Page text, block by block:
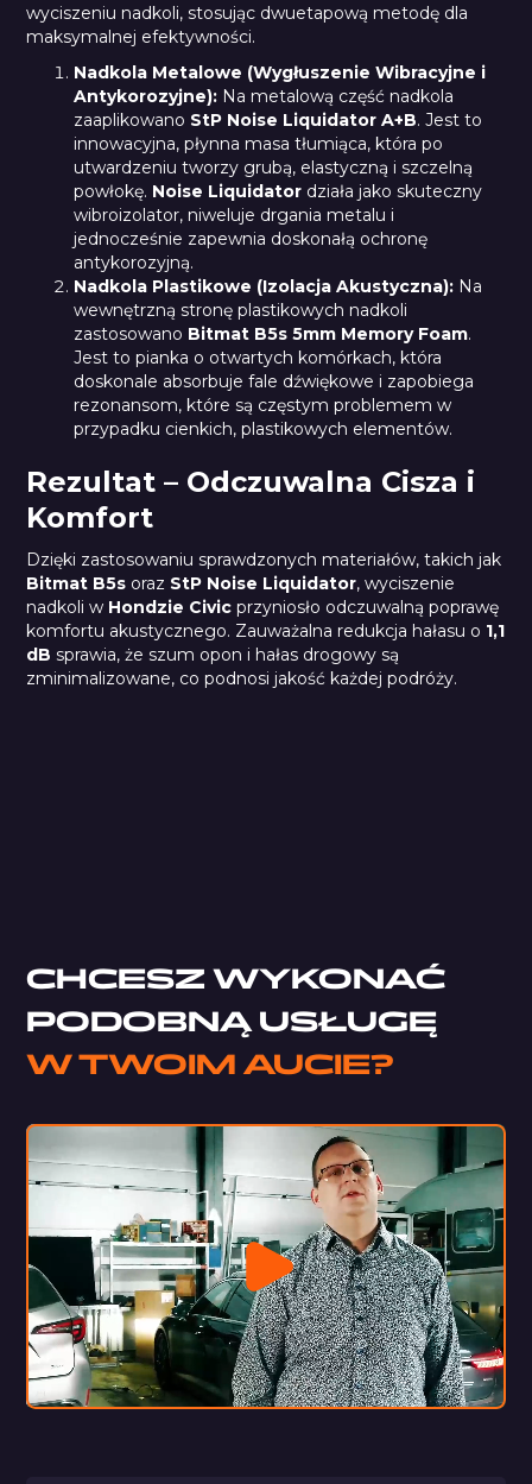
wyciszeniu nadkoli, stosując dwuetapową metodę dla
maksymalnej efektywności.
Nadkola Metalowe (Wygłuszenie Wibracyjne i
Antykorozyjne): Na metalową część nadkola
zaaplikowano StP Noise Liquidator A+B. Jest to
innowacyjna, płynna masa tłumiąca, która po
utwardzeniu tworzy grubą, elastyczną i szczelną
powłokę. Noise Liquidator działa jako skuteczny
wibroizolator, niweluje drgania metalu i
jednocześnie zapewnia doskonałą ochronę
antykorozyjną.
Nadkola Plastikowe (Izolacja Akustyczna): Na
wewnętrzną stronę plastikowych nadkoli
zastosowano Bitmat B5s 5mm Memory Foam.
Jest to pianka o otwartych komórkach, która
doskonale absorbuje fale dźwiękowe i zapobiega
rezonansom, które są częstym problemem w
przypadku cienkich, plastikowych elementów.
Rezultat – Odczuwalna Cisza i
Komfort
Dzięki zastosowaniu sprawdzonych materiałów, takich jak
Bitmat B5s oraz StP Noise Liquidator, wyciszenie
nadkoli w Hondzie Civic przyniosło odczuwalną poprawę
komfortu akustycznego. Zauważalna redukcja hałasu o 1,1
dB sprawia, że szum opon i hałas drogowy są
zminimalizowane, co podnosi jakość każdej podróży.
CHCESZ WYKONAĆ
PODOBNĄ USŁUGĘ
W TWOIM AUCIE?